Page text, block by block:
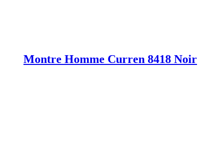
Montre Homme Curren 8418 Noir